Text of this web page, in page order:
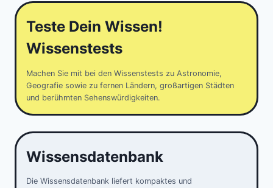
Teste Dein Wissen!
Wissenstests
Machen Sie mit bei den Wissenstests zu Astronomie,
Geografie sowie zu fernen Ländern, großartigen Städten
und berühmten Sehenswürdigkeiten.
Wissensdatenbank
Die Wissensdatenbank liefert kompaktes und